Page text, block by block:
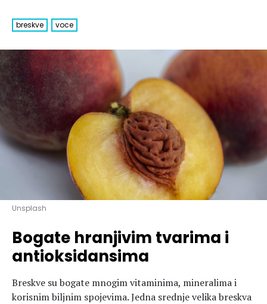
Hedonizam
Njega nje
Šminka
Tehnologija
KALORIJE
breskve voce
Unsplash
Bogate hranjivim tvarima i
antioksidansima
Breskve su bogate mnogim vitaminima, mineralima i
korisnim biljnim spojevima. Jedna srednje velika breskva